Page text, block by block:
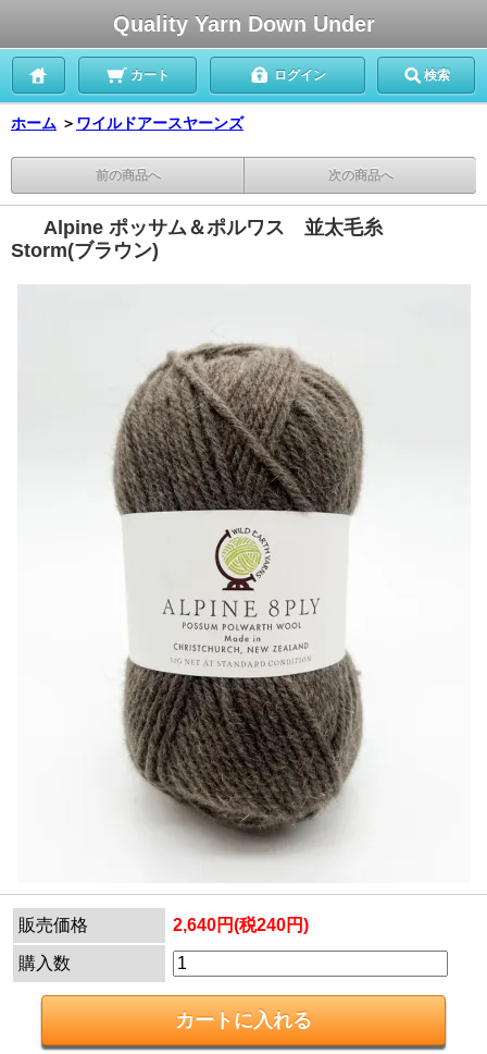
Quality Yarn Down Under
カート ログイン 検索
ホーム ＞ ワイルドアースヤーンズ
前の商品へ 次の商品へ
Alpine ポッサム＆ポルワス 並太毛糸
Storm(ブラウン)
販売価格 2,640円(税240円)
購入数